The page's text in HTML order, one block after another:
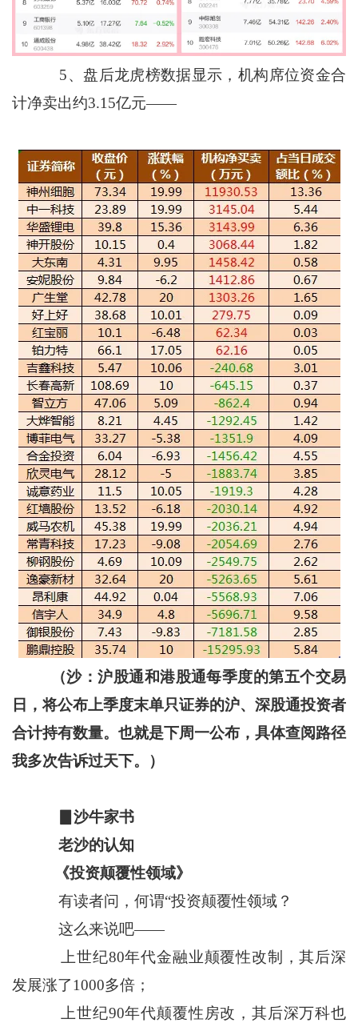
5、盘后龙虎榜数据显示，机构席位资金合
计净卖出约3.15亿元——
（沙：沪股通和港股通每季度的第五个交易
日，将公布上季度末单只证券的沪、深股通投资者
合计持有数量。也就是下周一公布，具体查阅路径
我多次告诉过天下。）
▊沙牛家书
老沙的认知
《投资颠覆性领域》
有读者问，何谓“投资颠覆性领域？
这么来说吧——
上世纪80年代金融业颠覆性改制，其后深
发展涨了1000多倍；
上世纪90年代颠覆性房改，其后深万科也